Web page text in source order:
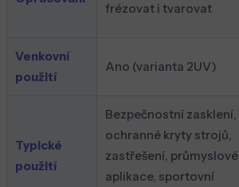
frézovat i tvarovat
Venkovní
použití
Ano (varianta 2UV)
Typické
použití
Bezpečnostní zasklení,
ochranné kryty strojů,
zastřešení, průmyslové
aplikace, sportovní